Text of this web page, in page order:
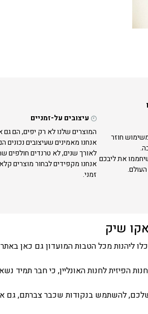
חוזר
את ליבכם
עיצובים על-זמניים
המוצרים שלנו לא רק יפים, הם גם
אנחנו מאמינים שעיצובים נכונים
לאורך שנים, לא טרנדים חולפים
אנחנו מקפידים לבחור מוצרים
זמני.
שיק
ליהנות מכל הטבות המועדון גם כאן
הפיזית לחנות האונליין, כי חבר תמיד
להשתמש בנקודות שכבר צברתם, גם